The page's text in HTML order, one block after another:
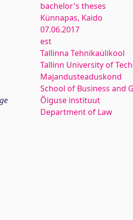
bachelor's theses
Künnapas, Kaido
07.06.2017
est
Tallinna Tehnikaülikool
Tallinn University of
Majandusteaduskond
School of Business and
Õiguse instituut
Department of Law